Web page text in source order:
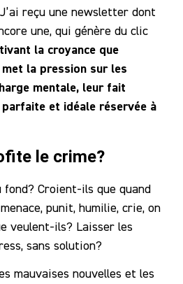
J’ai reçu une newsletter dont
une, qui génère du clic
la croyance que
la pression sur les
mentale, leur fait
et idéale réservée à
le crime?
fond? Croient-ils que quand
punit, humilie, crie, on
veulent-ils? Laisser les
sans solution?
mauvaises nouvelles et les